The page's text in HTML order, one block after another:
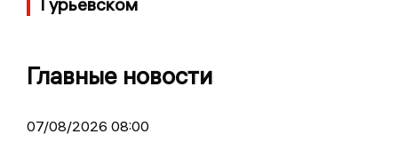
Главные новости
07/08/2026 08:00